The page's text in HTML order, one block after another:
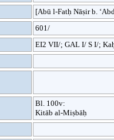
[Abū l-Fatḥ Nāṣir b.
601/
EI2 VII/; GAL I/ S I/;
Bl. 100v:
Kitāb al-Miṣbāḥ